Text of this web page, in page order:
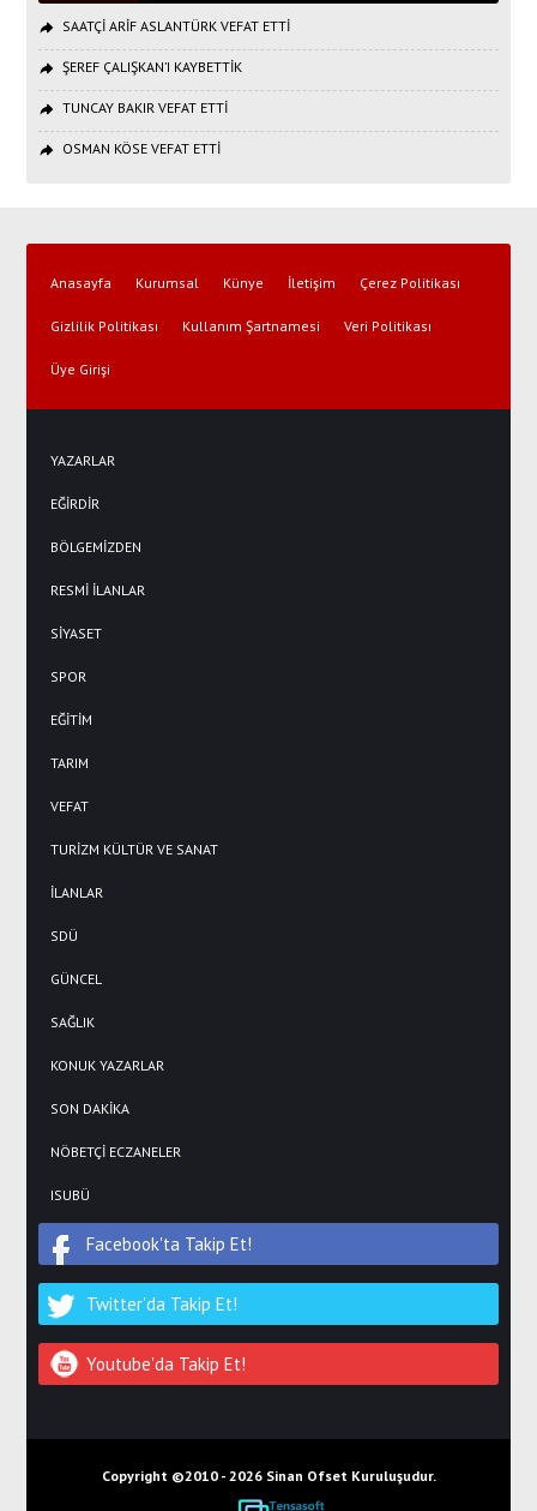
SAATÇİ ARİF ASLANTÜRK VEFAT ETTİ
ŞEREF ÇALIŞKAN’I KAYBETTİK
TUNCAY BAKIR VEFAT ETTİ
OSMAN KÖSE VEFAT ETTİ
Anasayfa Kurumsal Künye İletişim Çerez Politikası
Gizlilik Politikası Kullanım Şartnamesi Veri Politikası
Üye Girişi
YAZARLAR
EĞİRDİR
BÖLGEMİZDEN
RESMİ İLANLAR
SİYASET
SPOR
EĞİTİM
TARIM
VEFAT
TURİZM KÜLTÜR VE SANAT
İLANLAR
SDÜ
GÜNCEL
SAĞLIK
KONUK YAZARLAR
SON DAKİKA
NÖBETÇİ ECZANELER
ISUBÜ
Facebook'ta Takip Et!
Twitter'da Takip Et!
Youtube'da Takip Et!
Copyright ©2010 - 2026 Sinan Ofset Kuruluşudur.